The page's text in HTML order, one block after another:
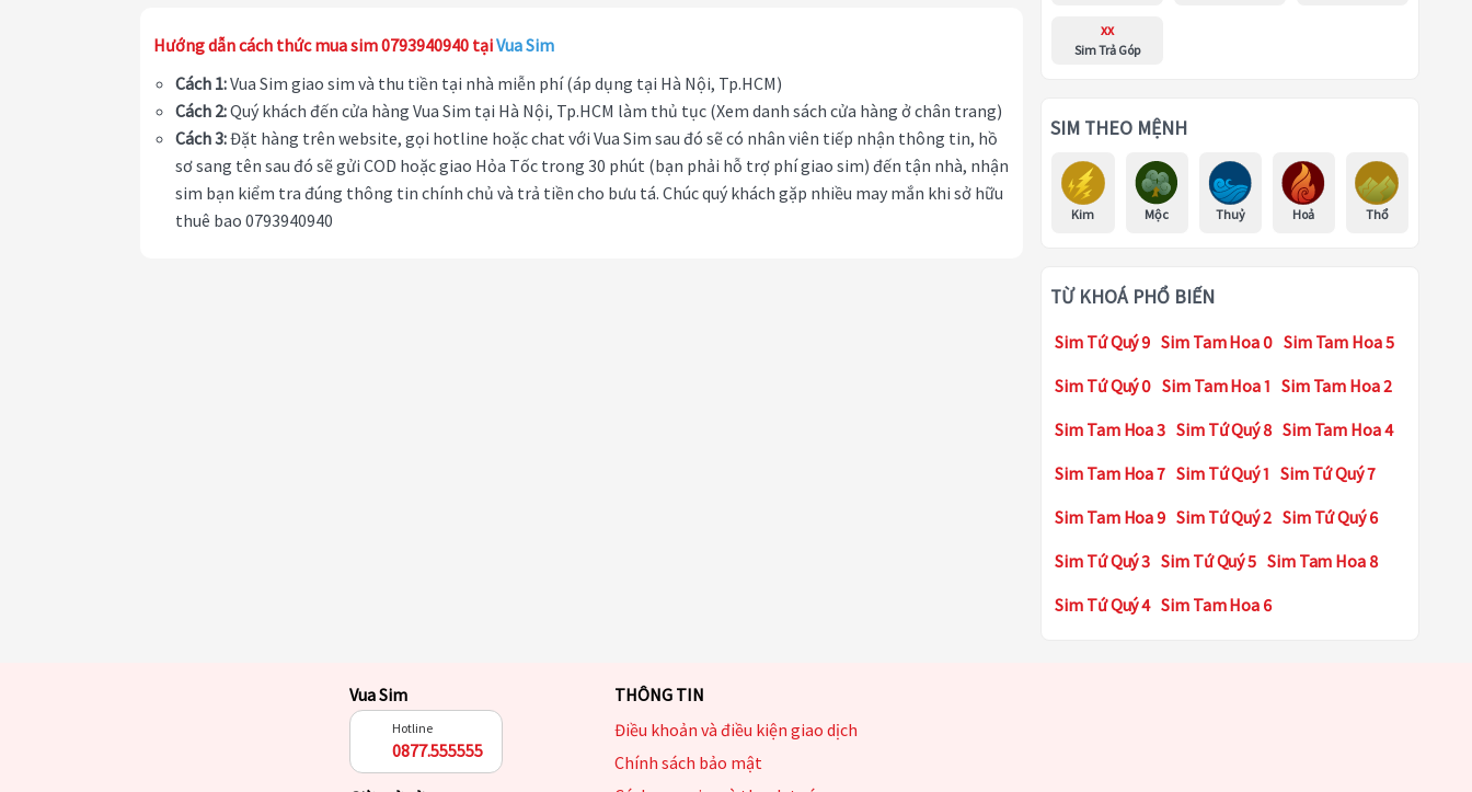
Hướng dẫn cách thức mua sim 0793940940 tạiVua Sim
Cách 1:Vua Sim giao sim và thu tiền tại nhà miễn phí (áp dụng tại Hà Nội, Tp.HCM)
Cách 2:Quý khách đến cửa hàng Vua Sim tại Hà Nội, Tp.HCM làm thủ tục (Xem danh sách cửa hàng ở chân trang)
Cách 3:Đặt hàng trên website, gọi hotline hoặc chat với Vua Sim sau đó sẽ có nhân viên tiếp nhận thông tin, hồ
sơ sang tên sau đó sẽ gửi COD hoặc giao Hỏa Tốc trong 30 phút (bạn phải hỗ trợ phí giao sim) đến tận nhà, nhận
sim bạn kiểm tra đúng thông tin chính chủ và trả tiền cho bưu tá. Chúc quý khách gặp nhiều may mắn khi sở hữu
thuê bao 0793940940
xx
Sim Trả Góp
SIM THEO MỆNH
Kim Mộc Thuỷ Hoả Thổ
TỪ KHOÁ PHỔ BIẾN
Sim Tứ Quý 9 Sim Tam Hoa 0 Sim Tam Hoa 5
Sim Tứ Quý 0 Sim Tam Hoa 1 Sim Tam Hoa 2
Sim Tam Hoa 3 Sim Tứ Quý 8 Sim Tam Hoa 4
Sim Tam Hoa 7 Sim Tứ Quý 1 Sim Tứ Quý 7
Sim Tam Hoa 9 Sim Tứ Quý 2 Sim Tứ Quý 6
Sim Tứ Quý 3 Sim Tứ Quý 5 Sim Tam Hoa 8
Sim Tứ Quý 4 Sim Tam Hoa 6
Vua Sim
Hotline
0877.555555
THÔNG TIN
Điều khoản và điều kiện giao dịch
Chính sách bảo mật